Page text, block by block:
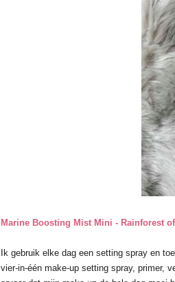
Marine Boosting Mist Mini - Rainforest
Ik gebruik elke dag een setting spray en
vier-in-één make-up setting spray, primer,